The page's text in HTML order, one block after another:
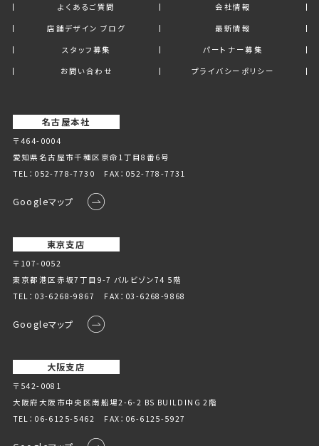
よくあるご質問
会社情報
店舗デザイン ブログ
最新情報
スタッフ募集
パートナー募集
お問い合わせ
プライバシーポリシー
名古屋本社
〒464-0004
愛知県名古屋市千種区京命1丁⽬8番6号
TEL： 052-778-7730 FAX：052-778-7731
Googleマップ
東京支店
〒107-0052
東京都港区赤坂7丁目9-7 バルビゾン74 5階
TEL： 03-6268-9867 FAX：03-6268-9868
Googleマップ
大阪支店
〒542-0081
大阪府大阪市中央区南船場2-6-2 BS BUILDING 2階
TEL： 06-6125-5462 FAX：06-6125-5927